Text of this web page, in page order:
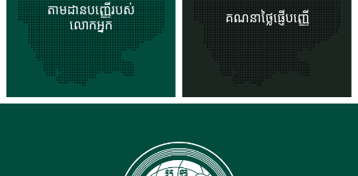
តាមដានបញ្ញើរបស់
លោកអ្នក
គណនាថ្លៃផ្ញើបញ្ញើ